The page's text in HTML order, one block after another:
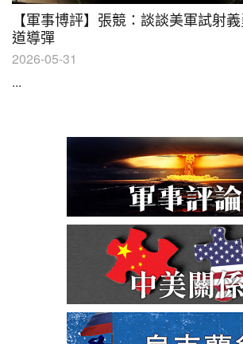
【軍事博評】張競：談談美軍試射
道導彈
2026-05-31
...